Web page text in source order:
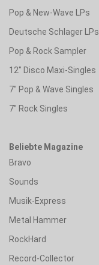
Pop & New-Wave LPs
Deutsche Schlager LPs
Pop & Rock Sampler
12" Disco Maxi-Singles
7" Pop & Wave Singles
7" Rock Singles
Beliebte Magazine
Bravo
Sounds
Musik-Express
Metal Hammer
RockHard
Record-Collector